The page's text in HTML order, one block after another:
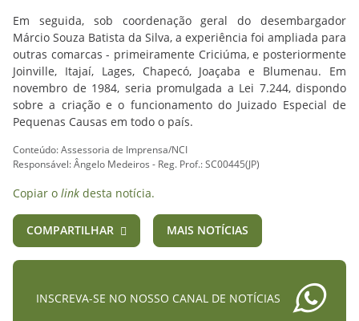
Em seguida, sob coordenação geral do desembargador
Márcio Souza Batista da Silva, a experiência foi ampliada para
outras comarcas - primeiramente Criciúma, e posteriormente
Joinville, Itajaí, Lages, Chapecó, Joaçaba e Blumenau. Em
novembro de 1984, seria promulgada a Lei 7.244, dispondo
sobre a criação e o funcionamento do Juizado Especial de
Pequenas Causas em todo o país.
Conteúdo: Assessoria de Imprensa/NCI
Responsável: Ângelo Medeiros - Reg. Prof.: SC00445(JP)
Copiar o link desta notícia.
COMPARTILHAR MAIS NOTÍCIAS
INSCREVA-SE NO NOSSO CANAL DE NOTÍCIAS